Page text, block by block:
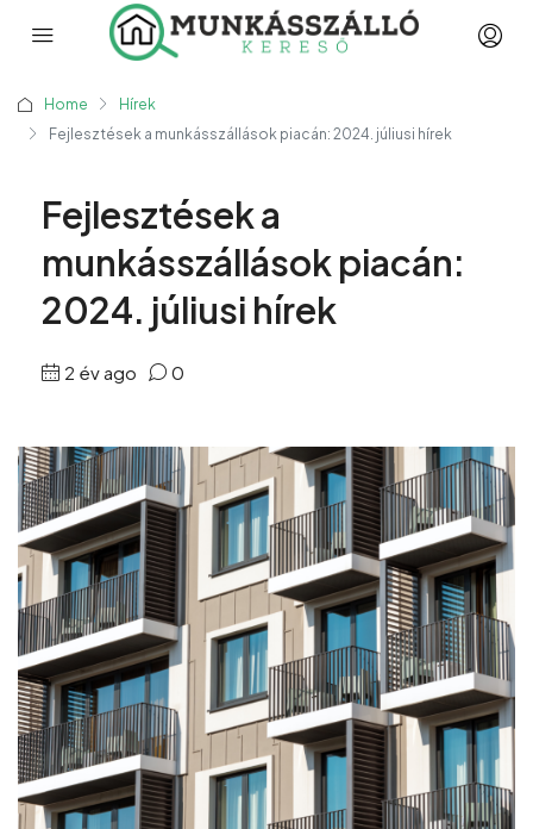
Home
Hírek
Fejlesztések a munkásszállások piacán: 2024. júliusi hírek
Fejlesztések a
munkásszállások piacán:
2024. júliusi hírek
2 év ago 0